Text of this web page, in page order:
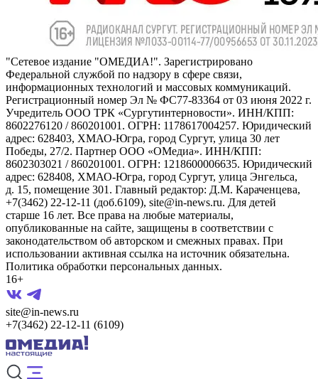
"Сетевое издание "ОМЕДИА!". Зарегистрировано
Федеральной службой по надзору в сфере связи,
информационных технологий и массовых коммуникаций.
Регистрационный номер Эл № ФС77-83364 от 03 июня 2022 г.
Учредитель ООО ТРК «Сургутинтерновости». ИНН/КПП:
8602276120 / 860201001. ОГРН: 1178617004257. Юридический
адрес: 628403, ХМАО-Югра, город Сургут, улица 30 лет
Победы, 27/2. Партнер ООО «ОМедиа». ИНН/КПП:
8602303021 / 860201001. ОГРН: 1218600006635. Юридический
адрес: 628408, ХМАО-Югра, город Сургут, улица Энгельса,
д. 15, помещение 301. Главный редактор: Д.М. Караченцева,
+7(3462) 22-12-11 (доб.6109), site@in-news.ru. Для детей
старше 16 лет. Все права на любые материалы,
опубликованные на сайте, защищены в соответствии с
законодательством об авторском и смежных правах. При
использовании активная ссылка на источник обязательна.
Политика обработки персональных данных.
16+
site@in-news.ru
+7(3462) 22-12-11 (6109)